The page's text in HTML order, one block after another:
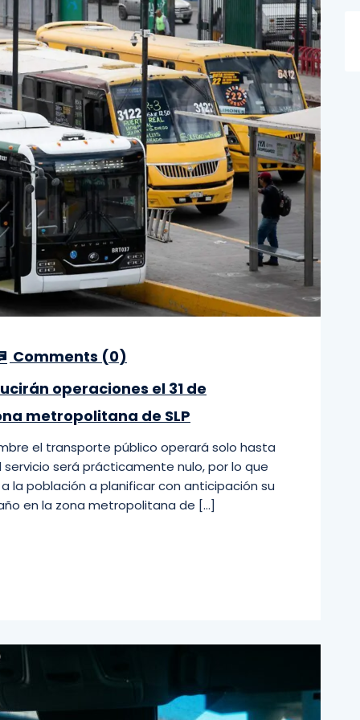
Comments (0)
operaciones el 31 de
metropolitana de SLP
el transporte público operará solo hasta
servicio será prácticamente nulo, por lo que
la población a planificar con anticipación su
en la zona metropolitana de […]